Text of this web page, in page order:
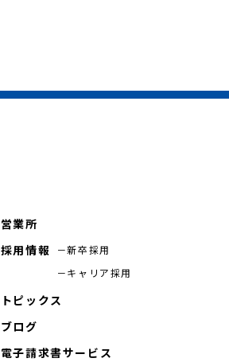
営業所
採用情報
新卒採用
キャリア採用
トピックス
ブログ
電子請求書サービス